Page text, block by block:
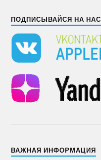
ПОДПИСЫВАЙСЯ НА НАС
ВАЖНАЯ ИНФОРМАЦИЯ